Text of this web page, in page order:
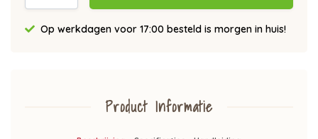
Op werkdagen voor 17:00 besteld is morgen in huis!
Product Informatie